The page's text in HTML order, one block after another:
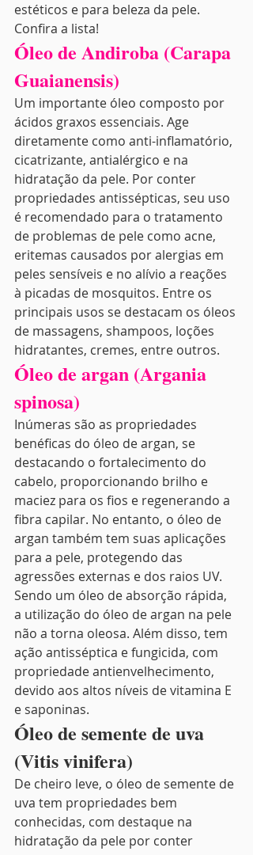
estéticos e para beleza da pele.
Confira a lista!
Óleo de Andiroba (Carapa
Guaianensis)
Um importante óleo composto por
ácidos graxos essenciais. Age
diretamente como anti-inflamatório,
cicatrizante, antialérgico e na
hidratação da pele. Por conter
propriedades antissépticas, seu uso
é recomendado para o tratamento
de problemas de pele como acne,
eritemas causados por alergias em
peles sensíveis e no alívio a reações
à picadas de mosquitos. Entre os
principais usos se destacam os óleos
de massagens, shampoos, loções
hidratantes, cremes, entre outros.
Óleo de argan (Argania
spinosa)
Inúmeras são as propriedades
benéficas do óleo de argan, se
destacando o fortalecimento do
cabelo, proporcionando brilho e
maciez para os fios e regenerando a
fibra capilar. No entanto, o óleo de
argan também tem suas aplicações
para a pele, protegendo das
agressões externas e dos raios UV.
Sendo um óleo de absorção rápida,
a utilização do óleo de argan na pele
não a torna oleosa. Além disso, tem
ação antisséptica e fungicida, com
propriedade antienvelhecimento,
devido aos altos níveis de vitamina E
e saponinas.
Óleo de semente de uva
(Vitis vinifera)
De cheiro leve, o óleo de semente de
uva tem propriedades bem
conhecidas, com destaque na
hidratação da pele por conter